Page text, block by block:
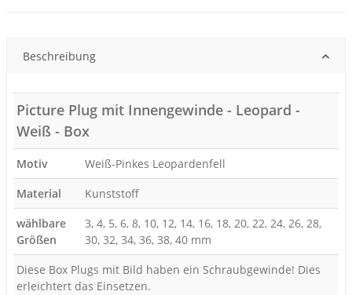
Beschreibung
Picture Plug mit Innengewinde - Leopard -
Weiß - Box
Motiv
Weiß-Pinkes Leopardenfell
Material
Kunststoff
wählbare
Größen
3, 4, 5, 6, 8, 10, 12, 14, 16, 18, 20, 22, 24, 26, 28,
30, 32, 34, 36, 38, 40 mm
Diese Box Plugs mit Bild haben ein Schraubgewinde! Dies
erleichtert das Einsetzen.